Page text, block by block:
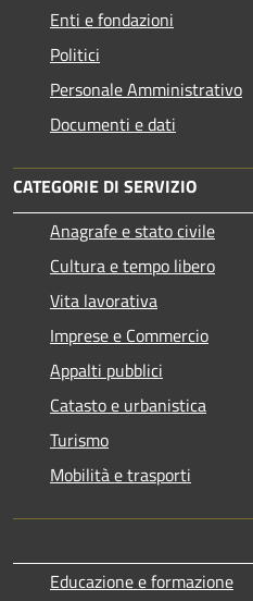
Enti e fondazioni
Politici
Personale Amministrativo
Documenti e dati
CATEGORIE DI SERVIZIO
Anagrafe e stato civile
Cultura e tempo libero
Vita lavorativa
Imprese e Commercio
Appalti pubblici
Catasto e urbanistica
Turismo
Mobilità e trasporti
Educazione e formazione